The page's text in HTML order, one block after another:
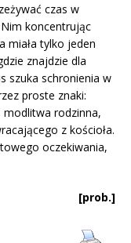
czas w
koncentrując
miała tylko jeden
znajdzie dla
szuka schronienia w
proste znaki:
modlitwa rodzinna,
z kościoła.
oczekiwania,
[prob.]